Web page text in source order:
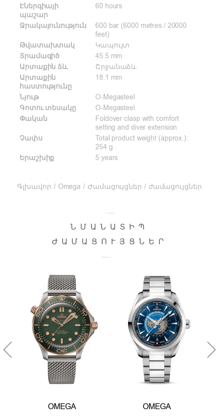
Էներգիայի
պաշար
60 hours
Ջրակայունություն
600 bar (6000 metres / 20000
feet)
Թվատախտակ
Կապույտ
Տրամագիծ
45.5 mm
Արտաքին ձև
Շրջանաձև
Արտաքին
հաստությունը
18.1 mm
Նյութ
O-Megasteel
Գոտու տեսակը
O-Megasteel
Փական
Foldover clasp with comfort
setting and diver extension
Չափս
Total product weight (approx.):
254 g
Երաշխիք
5 years
Գլխավոր / Omega / Ժամացույցներ / ժամացույցներ
ՆՄԱՆԱՏԻՊ
ԺԱՄԱՑՈՒՅՑՆԵՐ
OMEGA OMEGA